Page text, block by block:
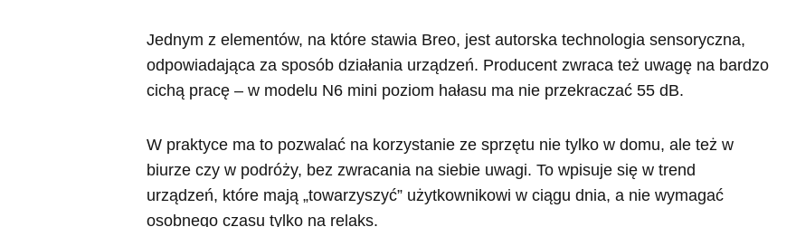
Jednym z elementów, na które stawia Breo, jest autorska technologia sensoryczna,
odpowiadająca za sposób działania urządzeń. Producent zwraca też uwagę na bardzo
cichą pracę – w modelu N6 mini poziom hałasu ma nie przekraczać 55 dB.
W praktyce ma to pozwalać na korzystanie ze sprzętu nie tylko w domu, ale też w
biurze czy w podróży, bez zwracania na siebie uwagi. To wpisuje się w trend
urządzeń, które mają „towarzyszyć” użytkownikowi w ciągu dnia, a nie wymagać
osobnego czasu tylko na relaks.